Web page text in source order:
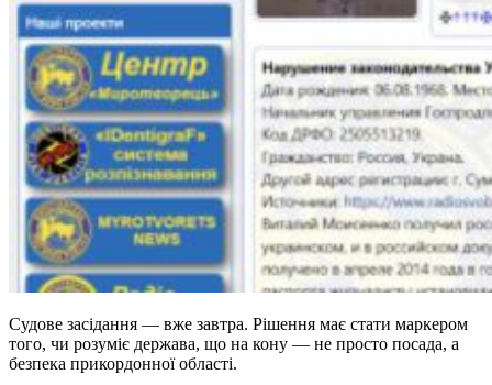
Судове засідання — вже завтра. Рішення має стати маркером
того, чи розуміє держава, що на кону — не просто посада, а
безпека прикордонної області.